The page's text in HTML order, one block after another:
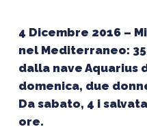
4 Dicembre 2016 –
nel Mediterraneo:
dalla nave Aquarius
domenica, due
Da sabato, 4 i
ore.